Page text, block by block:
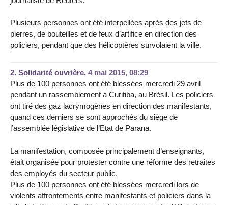
Plusieurs personnes ont été interpellées après des jets de
pierres, de bouteilles et de feux d’artifice en direction des
policiers, pendant que des hélicoptères survolaient la ville.
2. Solidarité ouvrière, 4 mai 2015, 08:29
Plus de 100 personnes ont été blessées mercredi 29 avril
pendant un rassemblement à Curitiba, au Brésil. Les policiers
ont tiré des gaz lacrymogènes en direction des manifestants,
quand ces derniers se sont approchés du siège de
l’assemblée législative de l’Etat de Parana.
La manifestation, composée principalement d’enseignants,
était organisée pour protester contre une réforme des retraites
des employés du secteur public.
Plus de 100 personnes ont été blessées mercredi lors de
violents affrontements entre manifestants et policiers dans la